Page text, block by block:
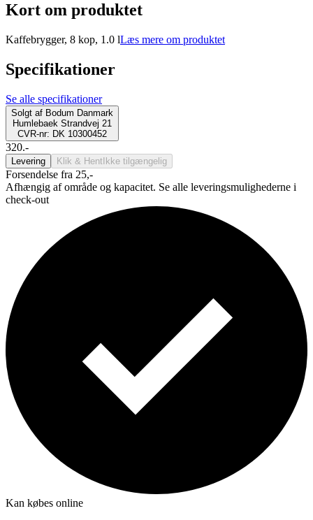
Kort om produktet
Kaffebrygger, 8 kop, 1.0 lLæs mere om produktet
Specifikationer
Se alle specifikationer
Solgt af Bodum Danmark
Humlebaek Strandvej 21
CVR-nr: DK 10300452
320.-
Levering Klik & Hent Ikke tilgængelig
Forsendelse fra 25,-
Afhængig af område og kapacitet. Se alle leveringsmulighederne i
check-out
Kan købes online